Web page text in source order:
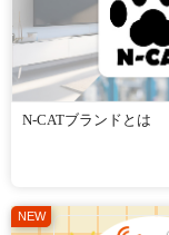
N-CATブランドとは